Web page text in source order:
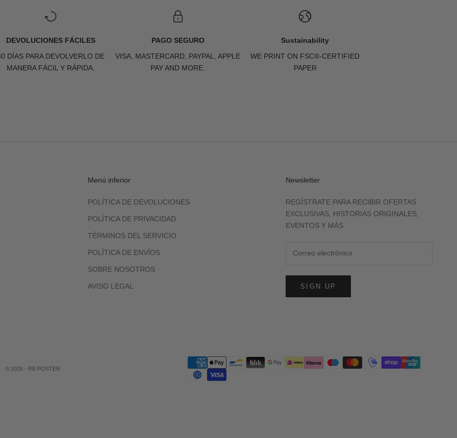
DEVOLUCIONES FÁCILES
DÍAS PARA DEVOLVERLO DE
MANERA FÁCIL Y RÁPIDA.
PAGO SEGURO
VISA, MASTERCARD, PAYPAL, APPLE
PAY AND MORE.
Sustainability
WE PRINT ON FSC®-CERTIFIED
PAPER
Menú inferior
POLÍTICA DE DEVOLUCIONES
POLÍTICA DE PRIVACIDAD
TÉRMINOS DEL SERVICIO
POLÍTICA DE ENVÍOS
SOBRE NOSOTROS
AVISO LEGAL
Newsletter
REGÍSTRATE PARA RECIBIR OFERTAS
EXCLUSIVAS, HISTORIAS ORIGINALES,
EVENTOS Y MÁS.
SIGN UP
© 2026 - RB POSTER